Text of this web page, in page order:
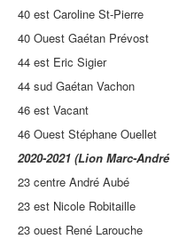
40 est Caroline St-Pierre
40 Ouest Gaétan Prévost
44 est Eric Sigier
44 sud Gaétan Vachon
46 est Vacant
46 Ouest Stéphane Ouellet
2020-2021 (Lion Marc-
23 centre André Aubé
23 est Nicole Robitaille
23 ouest René Larouche